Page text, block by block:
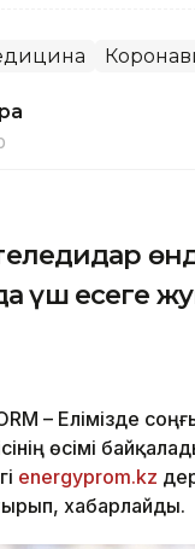
үш есеге
– Елімізде
өсімі
energyprom.kz
хабарлайды.